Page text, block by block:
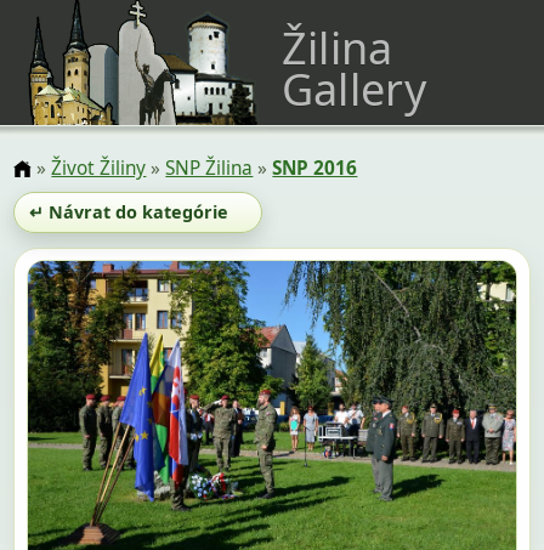
Žilina
Gallery
»Život Žiliny»SNP Žilina »SNP 2016
↵ Návrat do kategórie